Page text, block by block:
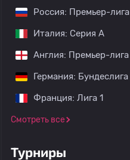
Россия: Премьер-лига
Италия: Серия А
Англия: Премьер-лига
Германия: Бундеслига
Франция: Лига 1
Смотреть все
Турниры